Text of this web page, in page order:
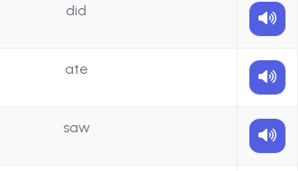
did
ate
saw